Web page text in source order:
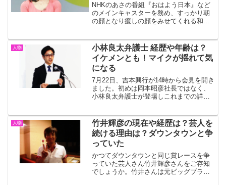
NHKのあさの番組『おはよう日本』など
のメインキャスターを務め、すっかり朝
の顔となり癒しの顔をみせてくれる和久
6日フライデーが和久田麻由子アナのウエ
ディングドレス姿や...
人物
小林良太弁護士 経歴や年齢は？
イケメンとも！マイクが揺れて気
になる
7月22日、吉本興行が14時から会見を開き
ました。初めは岡本昭彦社長ではなく、
小林良太弁護士が登場しこれまでの詳し
いる、小林良太弁護士の経歴や年齢など
について調べてみま...
人物
竹井輝彦の現在や経歴は？芸人を
続ける理由は？ダウンタウンと争
っていた
かつてダウンタウンと同じ賞レースを争
っていた芸人さん竹井輝彦さんをご存知
でしょうか。竹井さんは元ビッグブラザ